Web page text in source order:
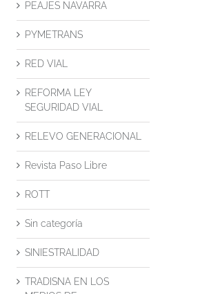
PEAJES NAVARRA
PYMETRANS
RED VIAL
REFORMA LEY
SEGURIDAD VIAL
RELEVO GENERACIONAL
Revista Paso Libre
ROTT
Sin categoría
SINIESTRALIDAD
TRADISNA EN LOS